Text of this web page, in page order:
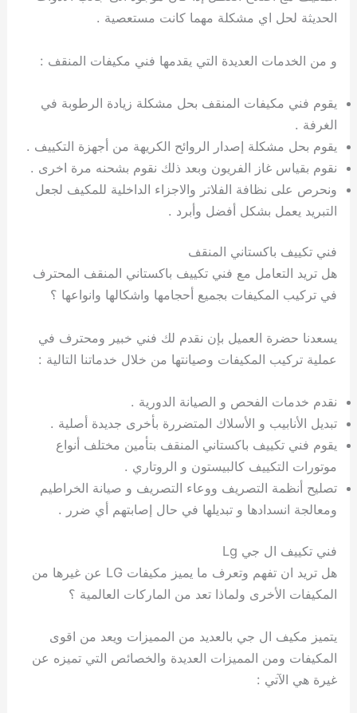
الحديثة لحل اي مشكلة مهما كانت مستعصية .
و من الخدمات العديدة التي يقدمها فني مكيفات المنقف :
يقوم فني مكيفات المنقف بحل مشكلة زيادة الرطوبة في
الغرفة .
يقوم بحل مشكلة إصدار الروائح الكريهة من أجهزة التكييف .
نقوم بقياس غاز الفريون وبعد ذلك نقوم بشحنه مرة اخرى .
ونحرص على نظافة الفلاتر والاجزاء الداخلية للمكيف لجعل
التبريد يعمل بشكل أفضل وأبرد .
فني تكييف باكستاني المنقف
هل تريد التعامل مع فني تكييف باكستاني المنقف المحترف
في تركيب المكيفات بجميع أحجامها واشكالها وانواعها ؟
يسعدنا حضرة العميل بإن نقدم لك فني خبير ومحترف في
عملية تركيب المكيفات وصيانتها من خلال خدماتنا التالية :
نقدم خدمات الفحص و الصيانة الدورية .
تبديل الأنابيب و الأسلاك المتضررة بأخرى جديدة أصلية .
يقوم فني تكييف باكستاني المنقف بتأمين مختلف أنواع
موتورات التكييف كالبيستون و الروتاري .
تصليح أنظمة التصريف ووعاء التصريف و صيانة الخراطيم
ومعالجة انسدادها و تبديلها في حال إصابتهم أي ضرر .
فني تكييف ال جي Lg
هل تريد ان تفهم وتعرف ما يميز مكيفات LG عن غيرها من
المكيفات الأخرى ولماذا تعد من الماركات العالمية ؟
يتميز مكيف ال جي بالعديد من المميزات ويعد من اقوى
المكيفات ومن المميزات العديدة والخصائص التي تميزه عن
غيرة هي الآتي :